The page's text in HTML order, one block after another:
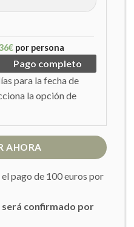
€ por persona
Pago completo
para la fecha de
la opción de
AHORA
pago de 100 euros por
confirmado por